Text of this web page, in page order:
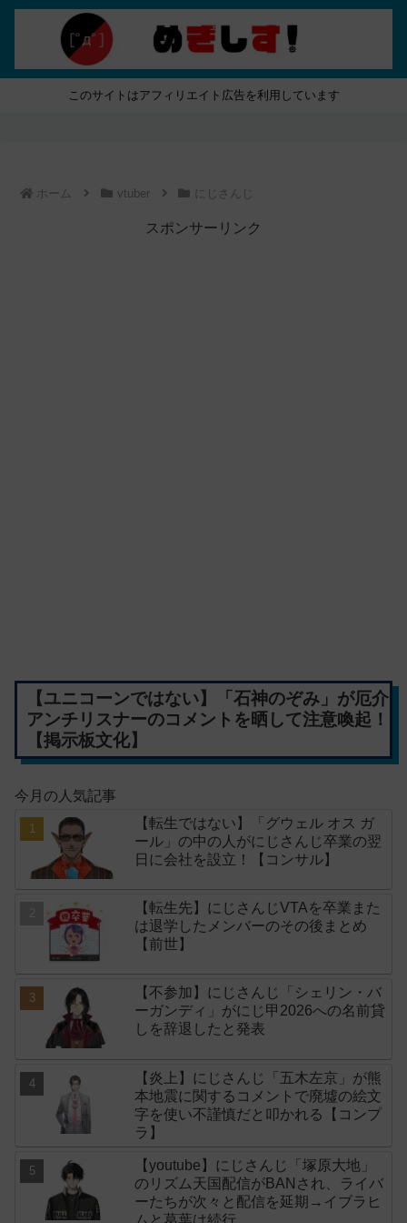
このサイトはアフィリエイト広告を利用しています
ホーム vtuber にじさんじ
スポンサーリンク
【ユニコーンではない】「石神のぞみ」が厄介
アンチリスナーのコメントを晒して注意喚起！
【掲示板文化】
今月の人気記事
【転生ではない】「グウェル オス ガ
ール」の中の人がにじさんじ卒業の翌
日に会社を設立！【コンサル】
【転生先】にじさんじVTAを卒業また
は退学したメンバーのその後まとめ
【前世】
【不参加】にじさんじ「シェリン・バ
ーガンディ」がにじ甲2026への名前貸
しを辞退したと発表
【炎上】にじさんじ「五木左京」が熊
本地震に関するコメントで廃墟の絵文
字を使い不謹慎だと叩かれる【コンプ
ラ】
【youtube】にじさんじ「塚原大地」
のリズム天国配信がBANされ、ライバ
ーたちが次々と配信を延期→イブラヒ
ムと葛葉は続行